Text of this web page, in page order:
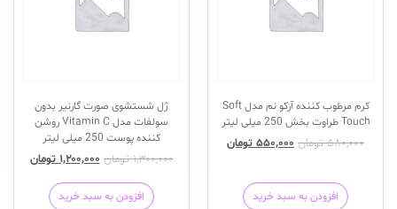
کرم مرطوب کننده آرکو نم مدل Soft
Touch طراوت بخش 250 میلی لیتر
۵۸۰,۰۰۰ تومان ۵۵۰,۰۰۰ تومان
افزودن به سبد خرید
ژل شستشوی صورت گارنیر بدون
سولفات مدل Vitamin C روشن
کننده پوست 250 میلی لیتر
۱,۳۰۰,۰۰۰ تومان ۱,۲۰۰,۰۰۰ تومان
افزودن به سبد خرید